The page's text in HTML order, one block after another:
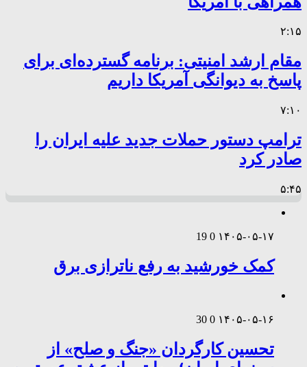
۲:۱۵
مقام ارشد امنیتی: برنامه گسترده‌ای برای
پاسخ به دیوانگی آمریکا داریم
۷:۱۰
ترامپ دستور حملات جدید علیه ایران را
صادر کرد
۵:۴۵
۱۴۰۵-۰۵-۱۷ 0
19
کمک خورشید به رفع ناترازی برق
۱۴۰۵-۰۵-۱۶ 0
30
تحسین کارگردان «جنگ و صلح» از